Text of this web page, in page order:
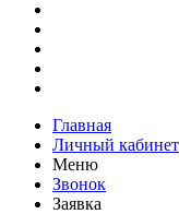
Главная
Личный кабинет
Меню
Звонок
Заявка